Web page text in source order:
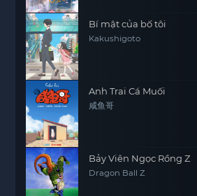
Bí mật của bố tôi
Kakushigoto
Anh Trai Cá Muối
咸鱼哥
Bảy Viên Ngọc Rồng Z
Dragon Ball Z